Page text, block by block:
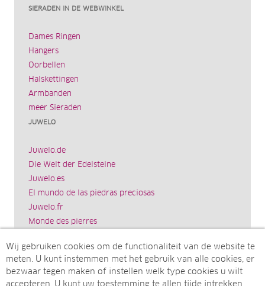
SIERADEN IN DE WEBWINKEL
Dames Ringen
Hangers
Oorbellen
Halskettingen
Armbanden
meer Sieraden
JUWELO
Juwelo.de
Die Welt der Edelsteine
Juwelo.es
El mundo de las piedras preciosas
Juwelo.fr
Monde des pierres
Il mondo delle gemme
World of Gemstones
Wij gebruiken cookies om de functionaliteit van de website te
meten. U kunt instemmen met het gebruik van alle cookies, er
bezwaar tegen maken of instellen welk type cookies u wilt
accepteren. U kunt uw toestemming te allen tijde intrekken.